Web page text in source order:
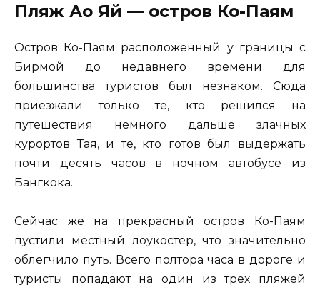
Пляж Ао Яй — остров Ко-Паям
Остров Ко-Паям расположенный у границы с
Бирмой до недавнего времени для
большинства туристов был незнаком. Сюда
приезжали только те, кто решился на
путешествия немного дальше злачных
курортов Тая, и те, кто готов был выдержать
почти десять часов в ночном автобусе из
Бангкока.
Сейчас же на прекрасный остров Ко-Паям
пустили местный лоукостер, что значительно
облегчило путь. Всего полтора часа в дороге и
туристы попадают на один из трех пляжей